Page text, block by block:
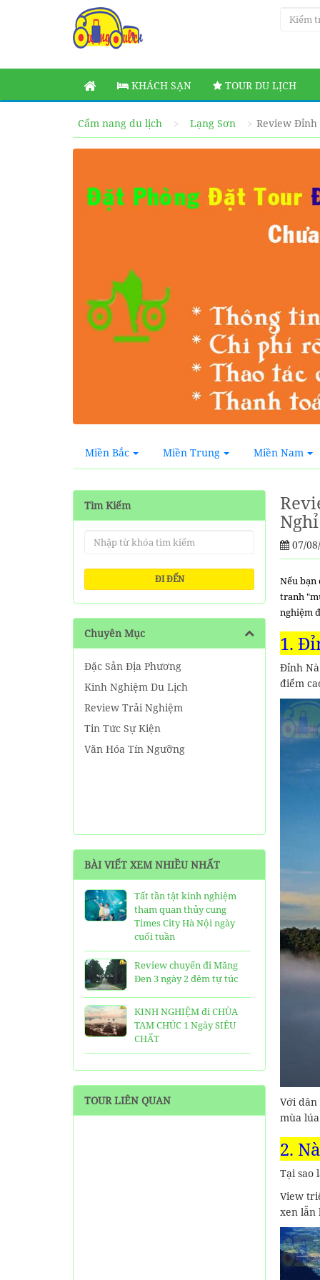
KHÁCH SẠN TOUR DU LỊCH
Cẩm nang du lịch Lạng Sơn Review Đỉnh
Miền Bắc Miền Trung Miền Nam
Tìm Kiếm
ĐI ĐẾN
Chuyên Mục
Đặc Sản Địa Phương
Kinh Nghiệm Du Lịch
Review Trải Nghiệm
Tin Tức Sự Kiện
Văn Hóa Tín Ngưỡng
BÀI VIẾT XEM NHIỀU NHẤT
Tất tần tật kinh nghiệm
tham quan thủy cung
Times City Hà Nội ngày
cuối tuần
Review chuyến đi Măng
Đen 3 ngày 2 đêm tự túc
KINH NGHIỆM đi CHÙA
TAM CHÚC 1 Ngày SIÊU
CHẤT
25 Ngôi Chùa ở Sài Gòn
TOP 16 địa điểm du lịch
TOUR LIÊN QUAN
Nghỉ
07/
Nếu
tranh
nghiệm
1.
Đỉnh
điểm
Với
mùa
2.
Tại sao
View
xen lẫn